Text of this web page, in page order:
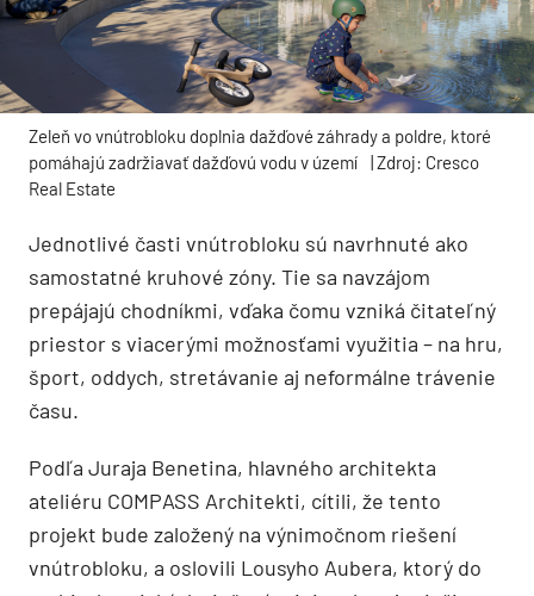
Zeleň vo vnútrobloku doplnia dažďové záhrady a poldre, ktoré
pomáhajú zadržiavať dažďovú vodu v území
| Zdroj: Cresco
Real Estate
Jednotlivé časti vnútrobloku sú navrhnuté ako
samostatné kruhové zóny. Tie sa navzájom
prepájajú chodníkmi, vďaka čomu vzniká čitateľný
priestor s viacerými možnosťami využitia – na hru,
šport, oddych, stretávanie aj neformálne trávenie
času.
Podľa Juraja Benetina, hlavného architekta
ateliéru COMPASS Architekti, cítili, že tento
projekt bude založený na výnimočnom riešení
vnútrobloku, a oslovili Lousyho Aubera, ktorý do